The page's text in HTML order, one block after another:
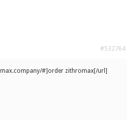
#532764
#]order zithromax[/url]